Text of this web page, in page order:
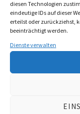
diesen Technologien
eindeutige IDs auf dieser
erteilst oder zurückziehst,
beeinträchtigt werden.
Dienste verwalten
Das Neueste
Myxomatose
4